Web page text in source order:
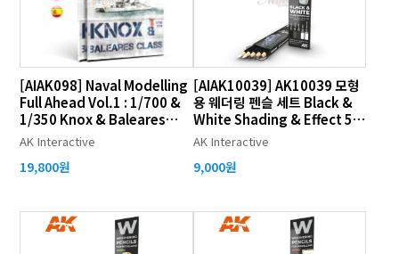
[AIAK098] Naval Modelling
Full Ahead Vol.1 : 1/700 &
1/350 Knox & Baleares
Class
AK Interactive
19,800원
[AIAK10039] AK10039 모형
용 웨더링 펜슬 세트 Black &
White Shading & Effect 5종
세트
AK Interactive
9,000원